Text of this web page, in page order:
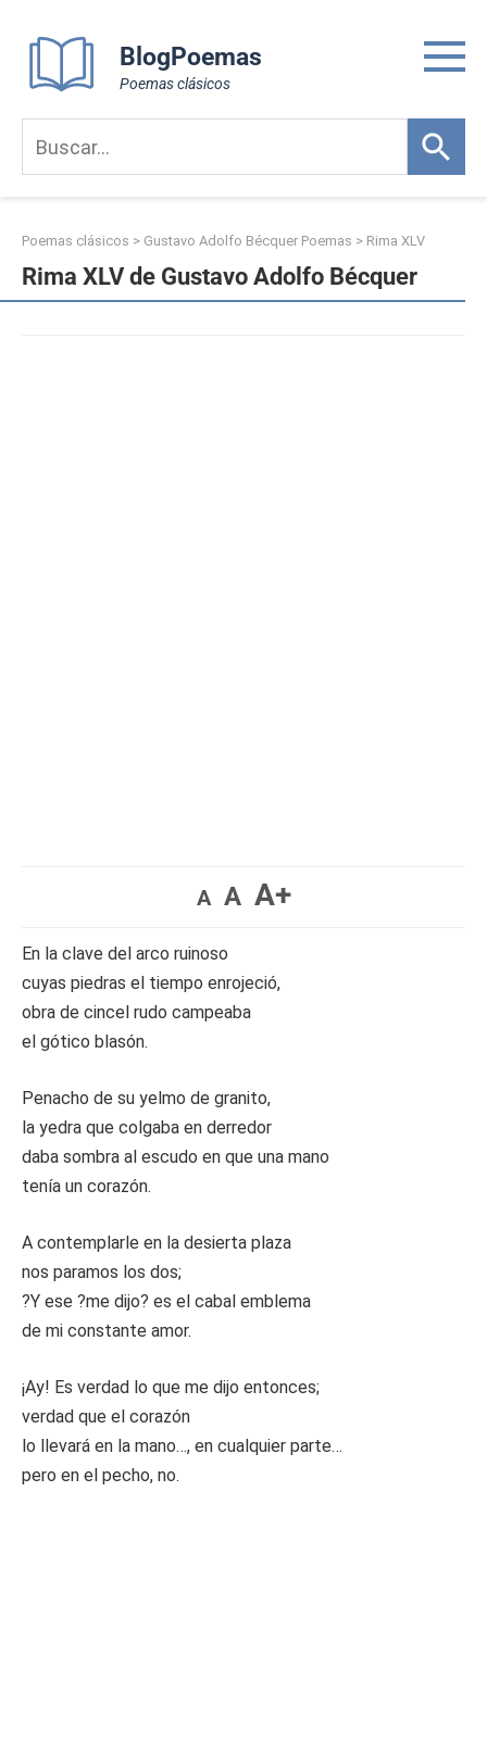
content
BlogPoemas
Poemas clásicos
Poemas clásicos > Gustavo Adolfo Bécquer Poemas > Rima XLV
Rima XLV de Gustavo Adolfo Bécquer
A A A+
En la clave del arco ruinoso
cuyas piedras el tiempo enrojeció,
obra de cincel rudo campeaba
el gótico blasón.
Penacho de su yelmo de granito,
la yedra que colgaba en derredor
daba sombra al escudo en que una mano
tenía un corazón.
A contemplarle en la desierta plaza
nos paramos los dos;
?Y ese ?me dijo? es el cabal emblema
de mi constante amor.
¡Ay! Es verdad lo que me dijo entonces;
verdad que el corazón
lo llevará en la mano…, en cualquier parte…
pero en el pecho, no.